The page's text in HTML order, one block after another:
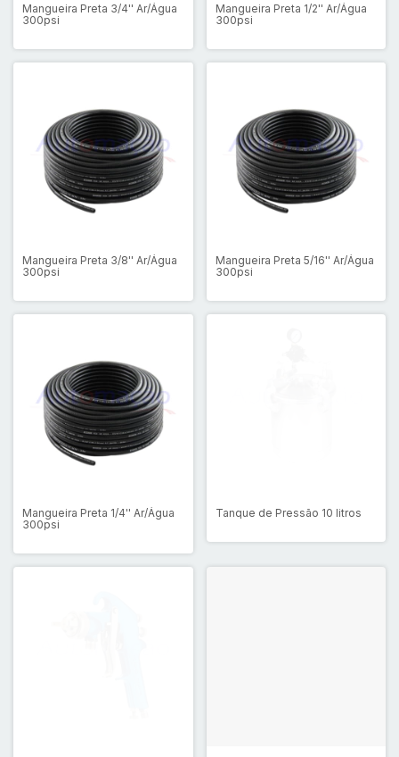
Mangueira Preta 3/4'' Ar/Água
300psi
Mangueira Preta 1/2'' Ar/Água
300psi
Mangueira Preta 3/8'' Ar/Água
300psi
Mangueira Preta 5/16'' Ar/Água
300psi
Mangueira Preta 1/4'' Ar/Água
300psi
Tanque de Pressão 10 litros